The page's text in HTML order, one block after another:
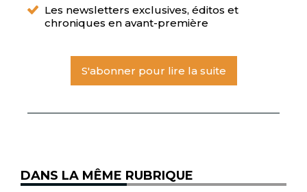
Les newsletters exclusives, éditos et
chroniques en avant-première
S'abonner pour lire la suite
DANS LA MÊME RUBRIQUE